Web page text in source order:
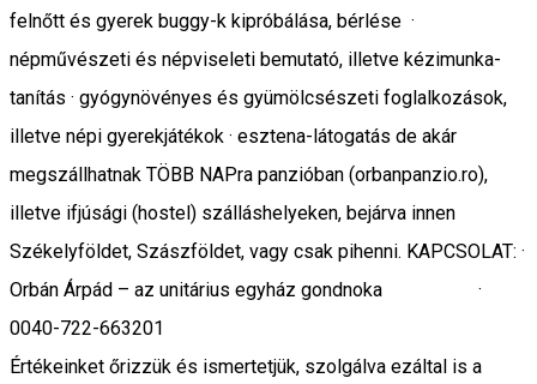
felnőtt és gyerek buggy-k kipróbálása, bérlése ·
népművészeti és népviseleti bemutató, illetve kézimunka-
tanítás · gyógynövényes és gyümölcsészeti foglalkozások,
illetve népi gyerekjátékok · esztena-látogatás de akár
megszállhatnak TÖBB NAPra panzióban (orbanpanzio.ro),
illetve ifjúsági (hostel) szálláshelyeken, bejárva innen
Székelyföldet, Szászföldet, vagy csak pihenni. KAPCSOLAT: ·
Orbán Árpád – az unitárius egyház gondnoka ·
0040-722-663201
Értékeinket őrizzük és ismertetjük, szolgálva ezáltal is a